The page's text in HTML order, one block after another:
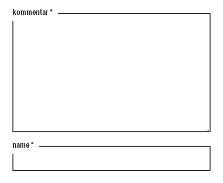
kommentar*
name*